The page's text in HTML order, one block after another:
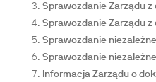
Sprawozdanie Zarządu z
Sprawozdanie Zarządu z
Sprawozdanie
Sprawozdanie
Informacja Zarządu o